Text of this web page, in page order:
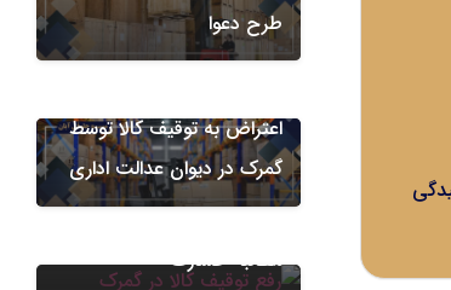
طرح دعوا
اعتراض به توقیف کالا توسط
گمرک در دیوان عدالت اداری
دعاوی گمرکی
رفع توقیف کالا در گمرک،
مطالبه خسارت